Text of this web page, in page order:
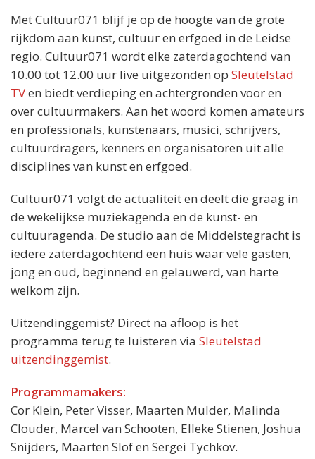
Met Cultuur071 blijf je op de hoogte van de grote
rijkdom aan kunst, cultuur en erfgoed in de Leidse
regio. Cultuur071 wordt elke zaterdagochtend van
10.00 tot 12.00 uur live uitgezonden op Sleutelstad
TVen biedt verdieping en achtergronden voor en
over cultuurmakers. Aan het woord komen amateurs
en professionals, kunstenaars, musici, schrijvers,
cultuurdragers, kenners en organisatoren uit alle
disciplines van kunst en erfgoed.
Cultuur071 volgt de actualiteit en deelt die graag in
de wekelijkse muziekagenda en de kunst- en
cultuuragenda. De studio aan de Middelstegracht is
iedere zaterdagochtend een huis waar vele gasten,
jong en oud, beginnend en gelauwerd, van harte
welkom zijn.
Uitzendinggemist? Direct na afloop is het
programma terug te luisteren via Sleutelstad
uitzendinggemist.
Programmamakers:
Cor Klein, Peter Visser, Maarten Mulder, Malinda
Clouder, Marcel van Schooten, Elleke Stienen, Joshua
Snijders, Maarten Slof en Sergei Tychkov.